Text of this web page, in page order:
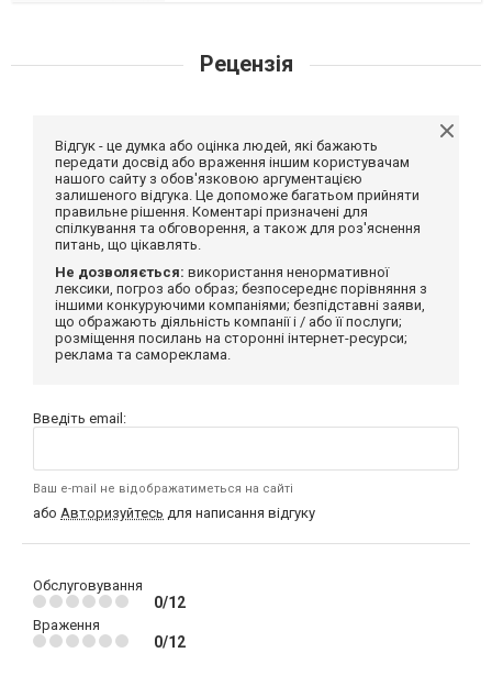
Рецензія
Відгук - це думка або оцінка людей, які бажають
передати досвід або враження іншим користувачам
нашого сайту з обов'язковою аргументацією
залишеного відгука. Це допоможе багатьом прийняти
правильне рішення. Коментарі призначені для
спілкування та обговорення, а також для роз'яснення
питань, що цікавлять.
Не дозволяється: використання ненормативної
лексики, погроз або образ; безпосереднє порівняння з
іншими конкуруючими компаніями; безпідставні заяви,
що ображають діяльність компанії і / або її послуги;
розміщення посилань на сторонні інтернет-ресурси;
реклама та самореклама.
Введіть email:
Ваш e-mail не відображатиметься на сайті
або Авторизуйтесь для написання відгуку
Обслуговування
0/12
Враження
0/12